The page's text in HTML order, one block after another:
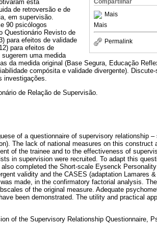
Compartilhar
Mais
Mais
Permalink
esta
de retroversão e de
em supervisão.
90 psicólogos
Questionário Revisto de
para efeitos de validade
para efeitos de
uma medida
da medida original (Base Segura, Educação
compósita e validade divergente).
investigações.
de Relação de Supervisão.
of a questionnaire of supervisory relationship –
The lack of national measures on this construct
of the trainee and to the effectiveness of
in supervision were recruited. To adapt this
completed the Short-scale Eysenck
validity and the CASES (adaptation Lamares &
made, in the confirmatory factorial analysis.
of the original measure. Adequate
been demonstrated. The utility and practical
of the Supervisory Relationship Questionnaire,